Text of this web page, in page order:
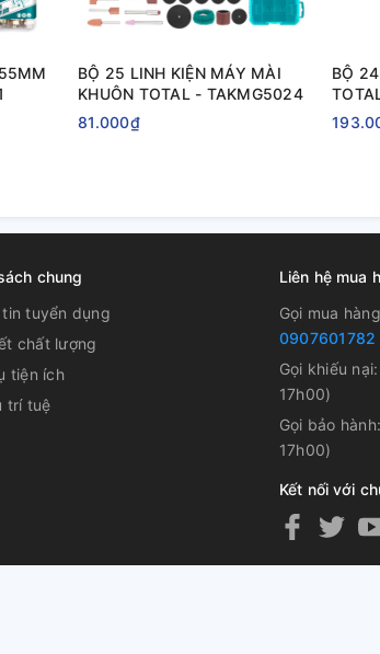
BỘ 25 LINH KIỆN MÁY MÀI
KHUÔN TOTAL - TAKMG5024
81.000₫
BỘ
chung
tuyển dụng
chất lượng
tiện ích
trí tuệ
Liên hệ mua
Gọi mua
0907601782
Gọi khiếu nại:
17h00)
Gọi bảo
17h00)
Kết nối với